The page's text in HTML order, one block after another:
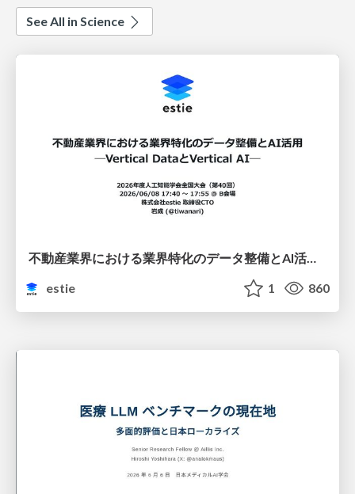
See All in Science
不動産業界における業界特化のデータ整備とAI活用 ─Vertical DataとVertical AI─
estie
1 860